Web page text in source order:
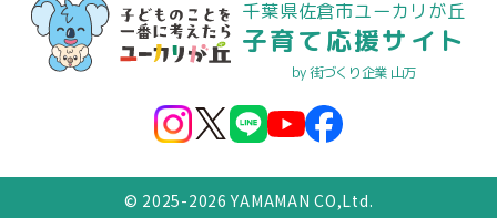
千葉県佐倉市ユーカリが丘
子育て応援サイト
by 街づくり企業 山万
© 2025-2026 YAMAMAN CO,Ltd.